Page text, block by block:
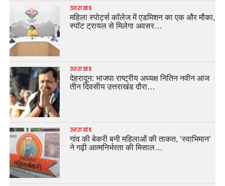
उत्तराखंड
महिला स्पोर्ट्स कॉलेज में एडमिशन का एक और मौका,
स्पॉट ट्रायल से मिलेगा अवसर…
उत्तराखंड
देहरादून: भाजपा राष्ट्रीय अध्यक्ष नितिन नवीन आज
तीन दिवसीय उत्तराखंड दौरा…
उत्तराखंड
गांव की बेकरी बनी महिलाओं की ताकत, ‘स्वाभिमान’
ने गढ़ी आत्मनिर्भरता की मिसाल…